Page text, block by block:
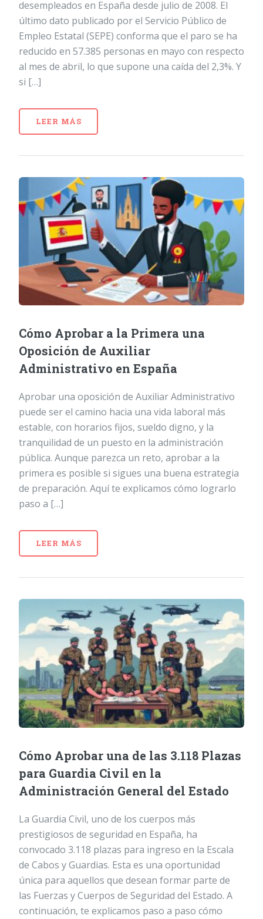
desempleados en España desde julio de 2008. El
último dato publicado por el Servicio Público de
Empleo Estatal (SEPE) conforma que el paro se ha
reducido en 57.385 personas en mayo con respecto
al mes de abril, lo que supone una caída del 2,3%. Y
si […]
LEER MÁS
Cómo Aprobar a la Primera una
Oposición de Auxiliar
Administrativo en España
Aprobar una oposición de Auxiliar Administrativo
puede ser el camino hacia una vida laboral más
estable, con horarios fijos, sueldo digno, y la
tranquilidad de un puesto en la administración
pública. Aunque parezca un reto, aprobar a la
primera es posible si sigues una buena estrategia
de preparación. Aquí te explicamos cómo lograrlo
paso a […]
LEER MÁS
Cómo Aprobar una de las 3.118 Plazas
para Guardia Civil en la
Administración General del Estado
La Guardia Civil, uno de los cuerpos más
prestigiosos de seguridad en España, ha
convocado 3.118 plazas para ingreso en la Escala
de Cabos y Guardias. Esta es una oportunidad
única para aquellos que desean formar parte de
las Fuerzas y Cuerpos de Seguridad del Estado. A
continuación, te explicamos paso a paso cómo